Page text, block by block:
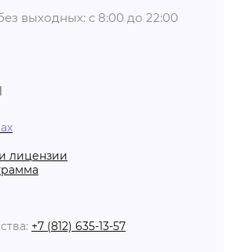
выходных: с 8:00 до 22:00
лицензии
+7 (812) 635-13-57